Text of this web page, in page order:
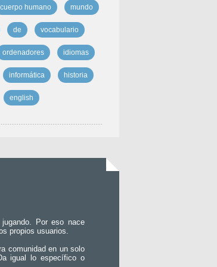
cuerpo humano mundo
de vocabulario
ordenadores idiomas
informática historia
english
Por eso nace
propios usuarios.
comunidad en un solo
igual lo específico o